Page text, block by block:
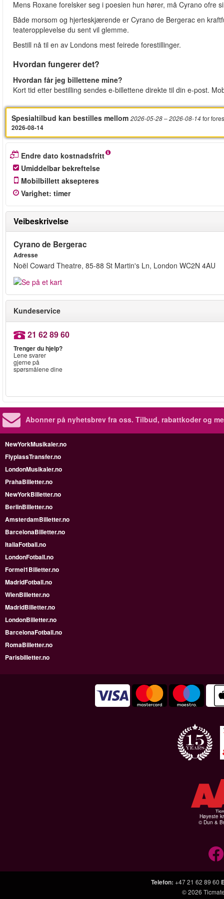
Mens Roxane forelsker seg i poesien hun hører, må Cyrano ofre
Både morsom og hjerteskjærende er Cyrano de Bergerac en
teateropplevelse du sent vil glemme.
Bestill nå til en av Londons mest feirede forestillinger.
Hvordan fungerer det?
Hvordan får jeg billettene mine?
Kort tid etter bestilling sendes e-billettene direkte til din e-post.
Spesialtilbud kan bestilles mellom 2026-05-28– 2026-08-14 for
2026-08-14
Endre dato kostnadsfritt
Umiddelbar bekreftelse
Mobilbillett aksepteres
Varighet: timer
Veibeskrivelse
Cyrano de Bergerac
Adresse
Noël Coward Theatre, 85-88 St Martin's Ln, London WC2N 4AU
Kundeservice
21 62 89 60
Trenger du hjelp?
Lene svarer
gjerne på
spørsmålene dine
Abonner på nyhetsbrev fra oss. Tilbud, rabattkoder og
NewYorkMusikaler.no
FlyplassTransfer.no
LondonMusikaler.no
PrahaBilletter.no
NewYorkBilletter.no
BerlinBilletter.no
AmsterdamBilletter.no
BarcelonaBilletter.no
ItaliaFotball.no
LondonFotball.no
Formel1Billetter.no
MadridFotball.no
WienBilletter.no
MadridBilletter.no
LondonBilletter.no
BarcelonaFotball.no
RomaBilletter.no
Parisbilletter.no
Høyeste
© Dun &
Telefon: +47 21 62 89 60
© 2026